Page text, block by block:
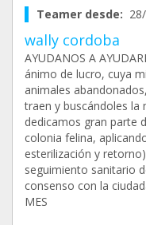
Teamer desde:
wally cordoba
AYUDANOS A
ánimo de lucro, cuya
animales
traen y buscándoles la
dedicamos gran parte
colonia felina,
esterilización y
seguimiento sanitario
consenso con la
MES